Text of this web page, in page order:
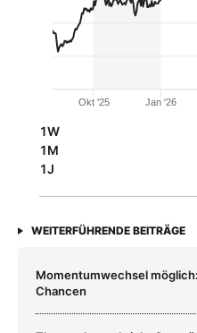
Okt '25 Jan '26
1W
1M
1J
WEITERFÜHRENDE BEITRÄGE
Momentumwechsel
Chancen